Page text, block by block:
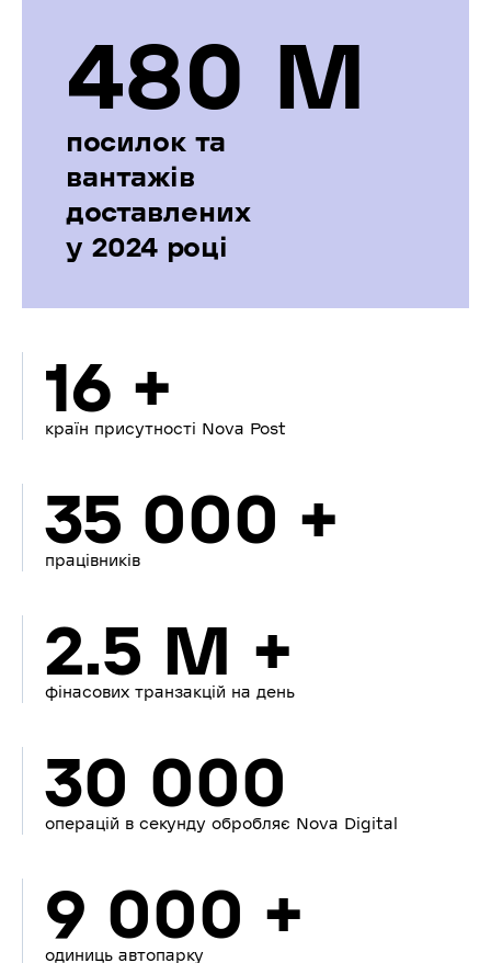
480 М
посилок та
вантажів
доставлених
у 2024 році
16 +
країн присутності Nova Post
35 000 +
працівників
2.5 M +
фінасових транзакцій на день
30 000
операцій в секунду обробляє Nova Digital
9 000 +
одиниць автопарку